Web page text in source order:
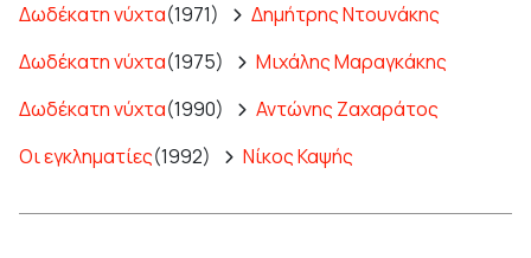
Δωδέκατη νύχτα(1971)
Δημήτρης Ντουνάκης
Δωδέκατη νύχτα(1975)
Μιχάλης Μαραγκάκης
Δωδέκατη νύχτα(1990)
Αντώνης Ζαχαράτος
Οι εγκληματίες(1992) Νίκος Καψής